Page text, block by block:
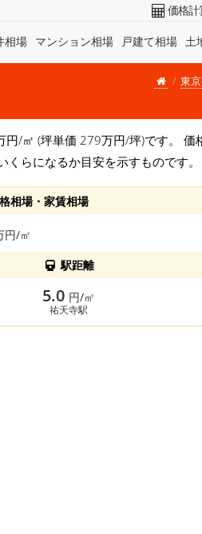
相場 マンション相場 戸建て相場 土
価格計
東
円/㎡ (坪単価 279万円/坪)です。 価
らになるか目安を示すものです。
相場・家賃相場
円/㎡
駅距離
5.0 円/㎡
祐天寺駅